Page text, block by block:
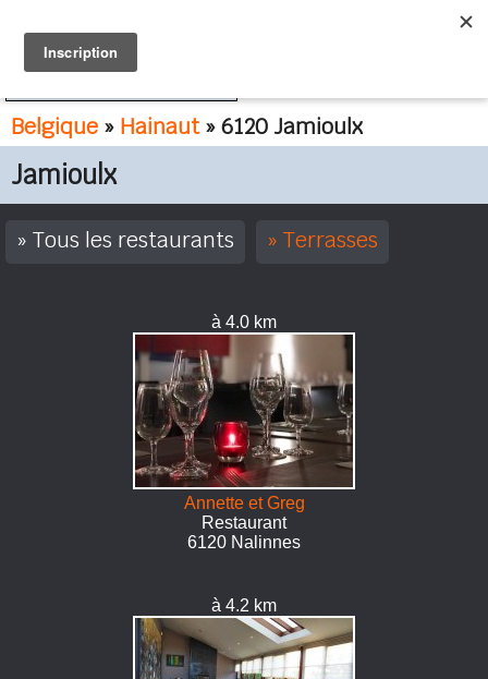
Belgique » Hainaut» 6120 Jamioulx
Jamioulx
Tous les restaurants Terrasses
à 4.0 km
Annette et Greg
Restaurant
6120 Nalinnes
à 4.2 km